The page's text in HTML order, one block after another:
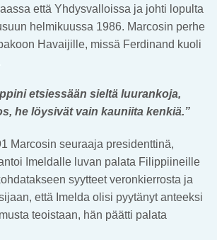
että Yhdysvalloissa ja johti lopulta
helmikuussa 1986. Marcosin perhe
Havaijille, missä Ferdinand kuoli
etsiessään sieltä luurankoja,
he löysivät vain kauniita kenkiä.”
Marcosin seuraaja presidenttinä,
Imeldalle luvan palata Filippiineille
syytteet veronkierrosta ja
että Imelda olisi pyytänyt anteeksi
teoistaan, hän päätti palata